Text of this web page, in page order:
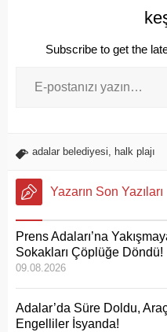
Subscribe to get the
adalar belediyesi, halk plajı
Yazarın Son Yazıları
Prens Adaları’na
Sokakları Çöplüğe Döndü!
09.08.2026
Adalar’da Süre Doldu,
Engelliler İsyanda!